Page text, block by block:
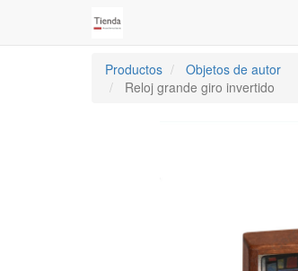
Productos
Objetos de autor
Reloj grande giro invertido